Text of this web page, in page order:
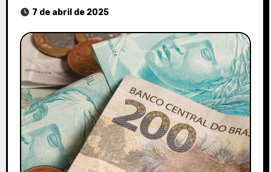
7 de abril de 2025